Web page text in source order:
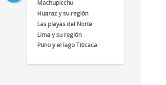
Machupicchu
Huaraz y su región
Las playas del Norte
Lima y su región
Puno y el lago Titicaca